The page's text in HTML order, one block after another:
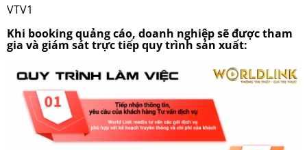
VTV1
Khi booking quảng cáo, doanh nghiệp sẽ được tham
gia và giám sát trực tiếp quy trình sản xuất: